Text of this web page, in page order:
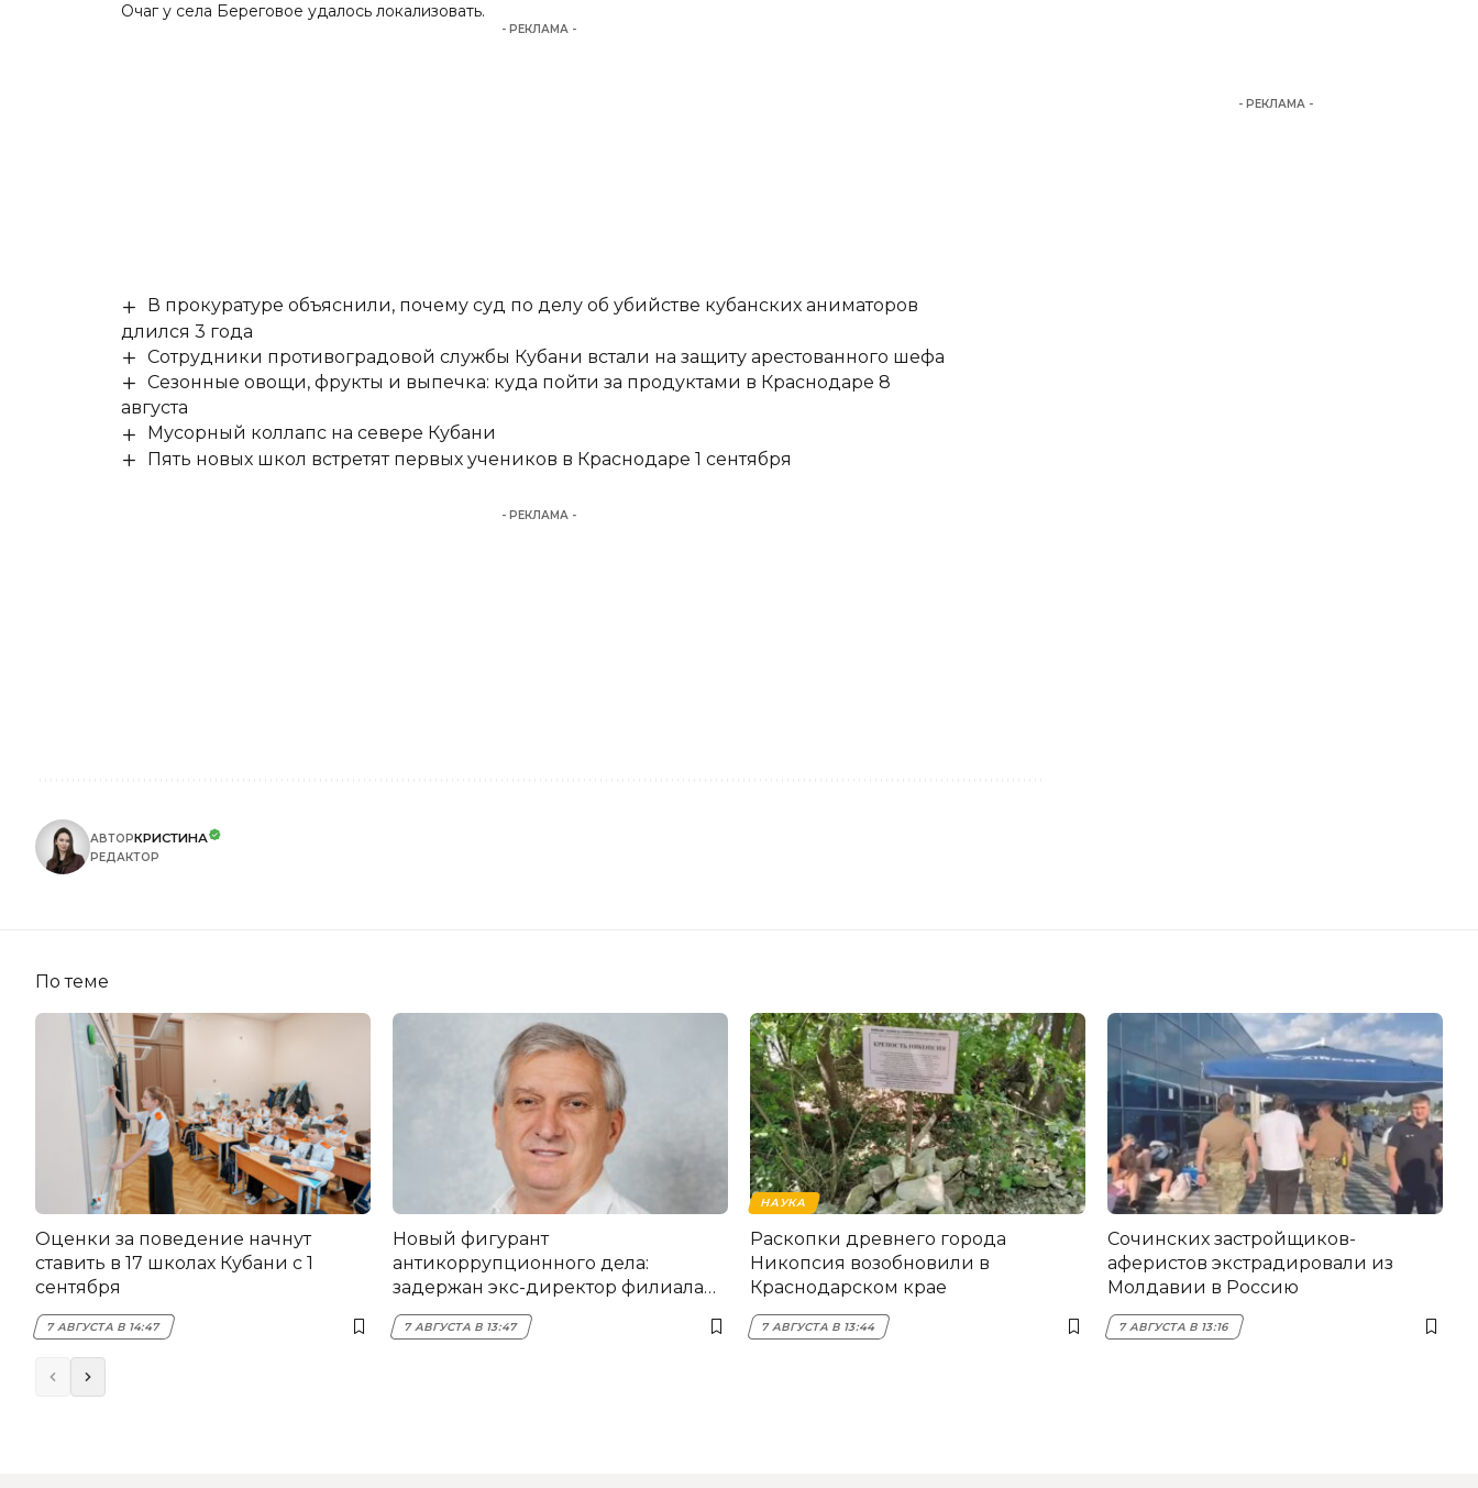
Очаг у села Береговое удалось локализовать.
- РЕКЛАМА -
В прокуратуре объяснили, почему суд по делу об убийстве кубанских аниматоров
длился 3 года
Сотрудники противоградовой службы Кубани встали на защиту арестованного шефа
Сезонные овощи, фрукты и выпечка: куда пойти за продуктами в Краснодаре 8
августа
Мусорный коллапс на севере Кубани
Пять новых школ встретят первых учеников в Краснодаре 1 сентября
- РЕКЛАМА -
АВТОРКРИСТИНА
РЕДАКТОР
- РЕКЛАМА -
По теме
Оценки за поведение начнут
ставить в 17 школах Кубани с 1
сентября
7 АВГУСТА В 14:47
Новый фигурант
антикоррупционного дела:
задержан экс-директор филиала
НЭСК Крымска
7 АВГУСТА В 13:47
НАУКА
Раскопки древнего города
Никопсия возобновили в
Краснодарском крае
7 АВГУСТА В 13:44
Сочинских застройщиков-
аферистов экстрадировали из
Молдавии в Россию
7 АВГУСТА В 13:16